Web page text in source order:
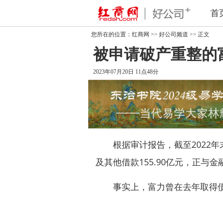
首
您所在的位置： 红商网 >> 好公司频道 >> 正文
被申请破产重整的
2023年07月20日 11点48分
根据审计报告，截至2022年
及其他借款155.90亿元，正与金
事实上，富力曾在去年取得债